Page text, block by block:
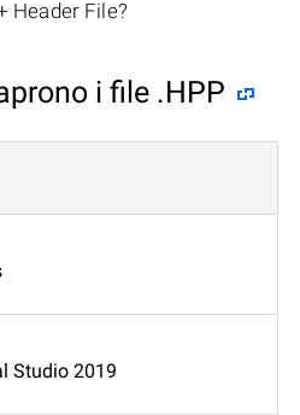
Header File?
i file .HPP
Studio 2019